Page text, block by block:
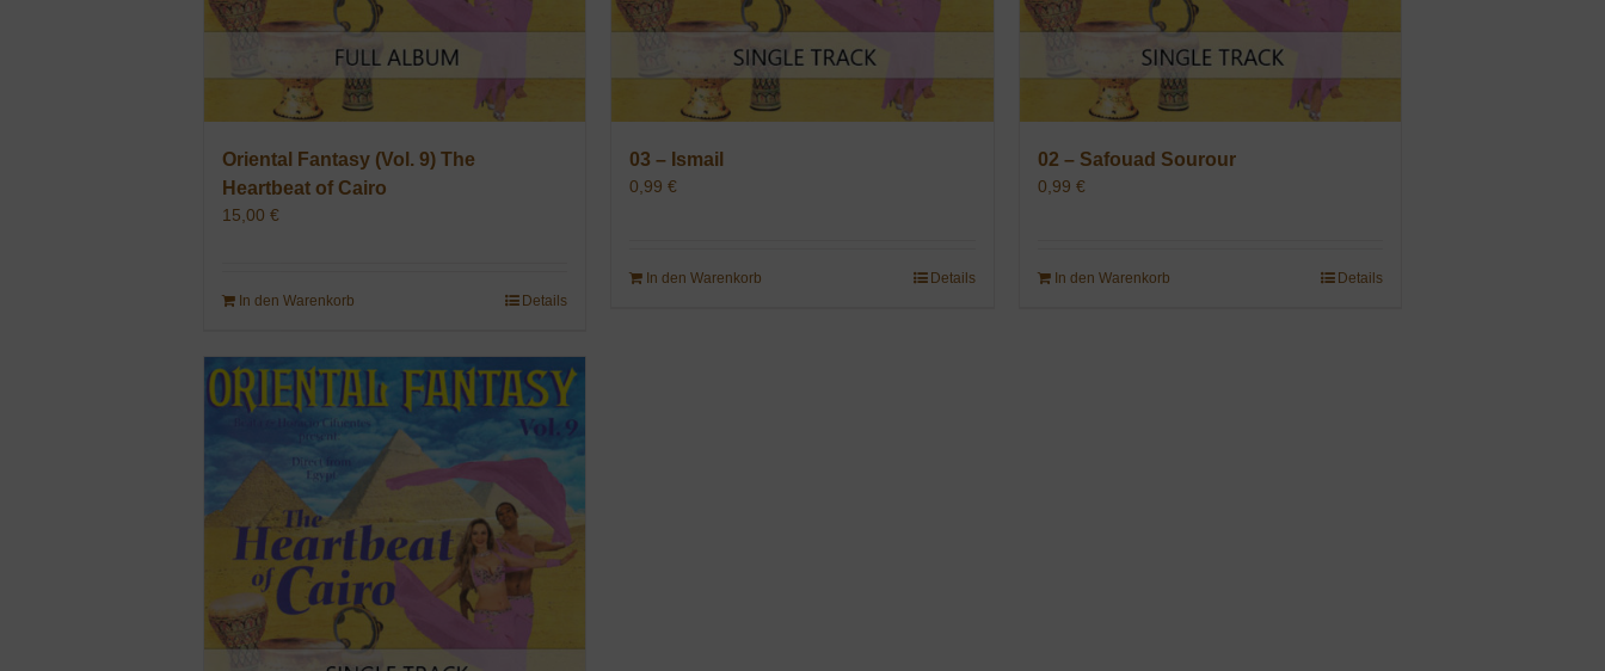
Oriental Fantasy (Vol. 9) The
Heartbeat of Cairo
15,00 €
In den Warenkorb Details
03 – Ismail
0,99€
In den Warenkorb Details
02 – Safouad Sourour
0,99 €
In den Warenkorb Details